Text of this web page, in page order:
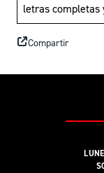
letras completas
Compartir